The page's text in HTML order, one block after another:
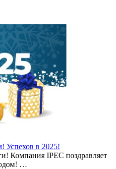
Успехов в 2025!
Компания IPEC поздравляет
…